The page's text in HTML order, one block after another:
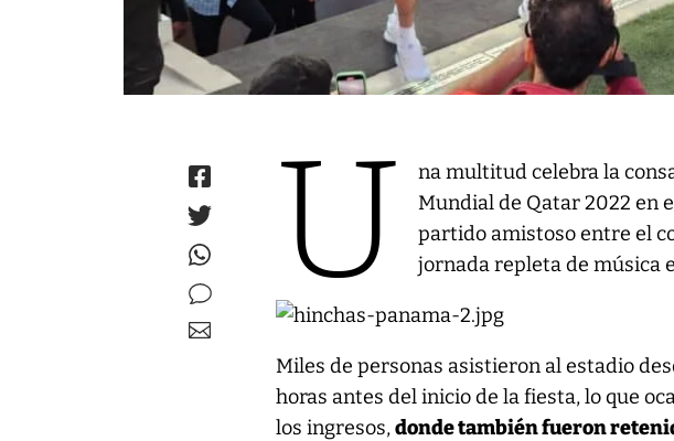
U
na multitud celebra la
Mundial de Qatar 2022 en
partido amistoso entre el
jornada repleta de música
Miles de personas asistieron al estadio
horas antes del inicio de la fiesta, lo que
los ingresos,donde también fueron